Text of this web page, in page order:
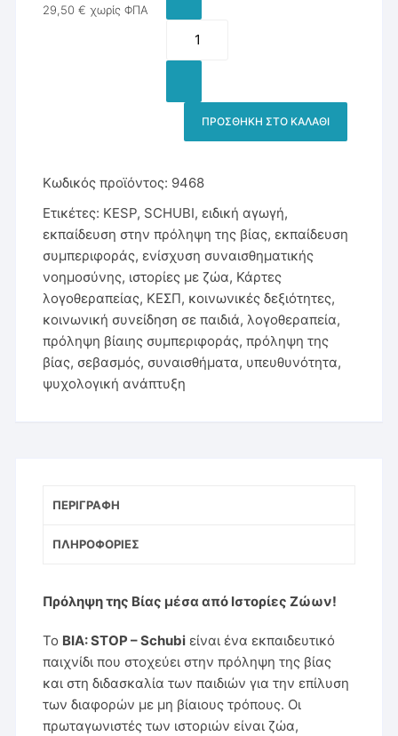
29,50€ χωρίς ΦΠΑ
Λογοθεραπείας:
ΠΡΟΣΘΉΚΗ ΣΤΟ ΚΑΛΆΘΙ
Κωδικός προϊόντος: 9468
Ετικέτες: KESP, SCHUBI,ειδική αγωγή,
εκπαίδευση στην πρόληψη της βίας,εκπαίδευση
συμπεριφοράς,ενίσχυση συναισθηματικής
νοημοσύνης, ιστορίες με ζώα, Κάρτες
λογοθεραπείας, ΚΕΣΠ, κοινωνικές δεξιότητες,
κοινωνική συνείδηση σε παιδιά, λογοθεραπεία,
πρόληψη βίαιης συμπεριφοράς,πρόληψη της
βίας, σεβασμός, συναισθήματα, υπευθυνότητα,
ψυχολογική ανάπτυξη
ΠΕΡΙΓΡΑΦΉ
ΠΛΗΡΟΦΟΡΊΕΣ
Πρόληψη της Βίας μέσα από Ιστορίες Ζώων!
Το ΒΙΑ: STOP – Schubi είναι ένα εκπαιδευτικό
παιχνίδι που στοχεύει στην πρόληψη της βίας
και στη διδασκαλία των παιδιών για την επίλυση
των διαφορών με μη βίαιους τρόπους. Οι
πρωταγωνιστές των ιστοριών είναι ζώα,